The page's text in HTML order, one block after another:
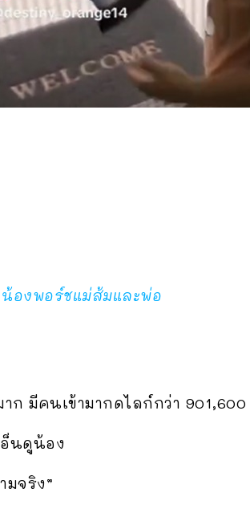
องพอร์ชแม่ส้มและพ่อ
มีคนเข้ามากดไลก์กว่า 901,600
อ็นดูน้อง
มจริง”